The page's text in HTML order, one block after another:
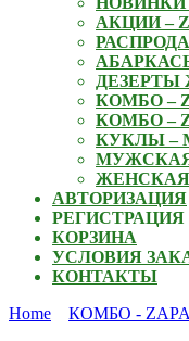
АКЦИИ –
ДЕЗЕРТЫ
КОМБО –
КОМБО –
КУКЛЫ –
ЖЕНСКАЯ
АВТОРИЗАЦИЯ
РЕГИСТРАЦИЯ
КОРЗИНА
УСЛОВИЯ
КОНТАКТЫ
Home
КОМБО -